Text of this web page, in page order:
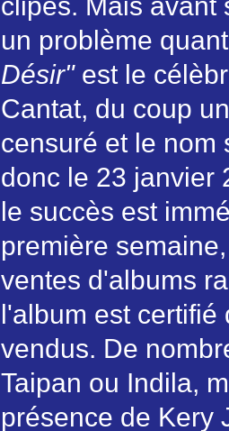
un problème
Désir"est le
Cantat, du coup
censuré et le
donc le 23 janvier
le succès est
première
ventes d'albums
l'album est
vendus. De
Taipan ou Indila,
présence de Kery